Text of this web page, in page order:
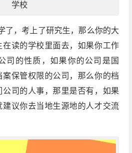
学校
了，考上了研究生，那么你的大
读的学校里面去，如果你工作
司的性质，如果你的公司是国
保管权限的公司，那么你的档
司的人事，那里是否有，如果
议你去当地生源地的人才交流